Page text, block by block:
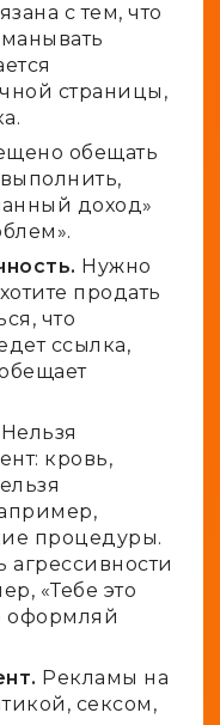
с тем, что
страницы,
обещать
доход»
Нужно
продать
что
ссылка,
Нельзя
кровь,
процедуры.
агрессивности
«Тебе это
оформляй
Рекламы на
сексом,